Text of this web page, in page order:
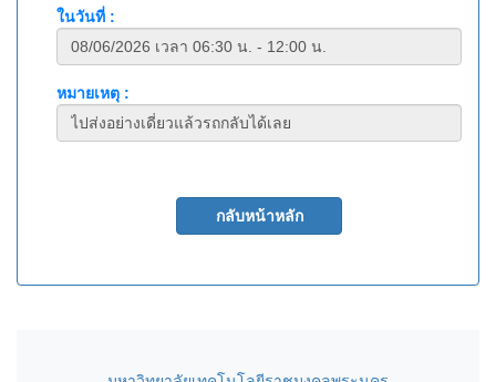
ในวันที่ :
หมายเหตุ :